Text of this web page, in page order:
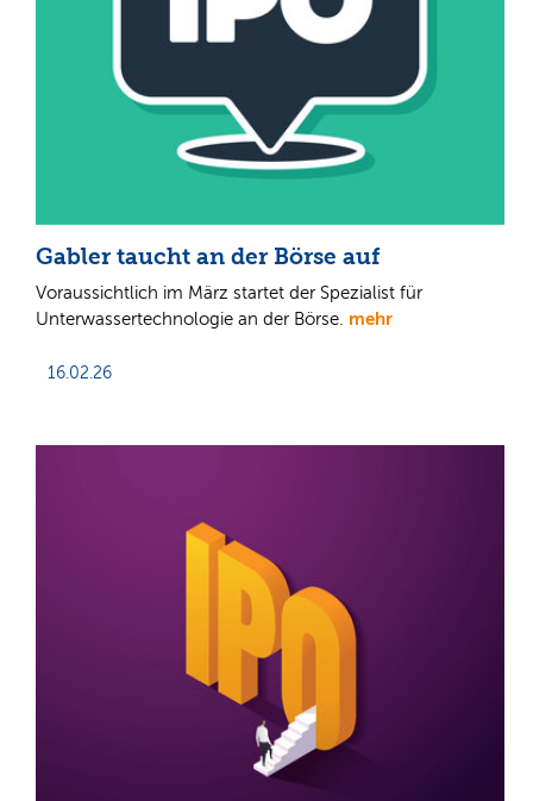
Gabler taucht an der Börse auf
Voraussichtlich im März startet der Spezialist für
Unterwassertechnologie an der Börse. mehr
16.02.26